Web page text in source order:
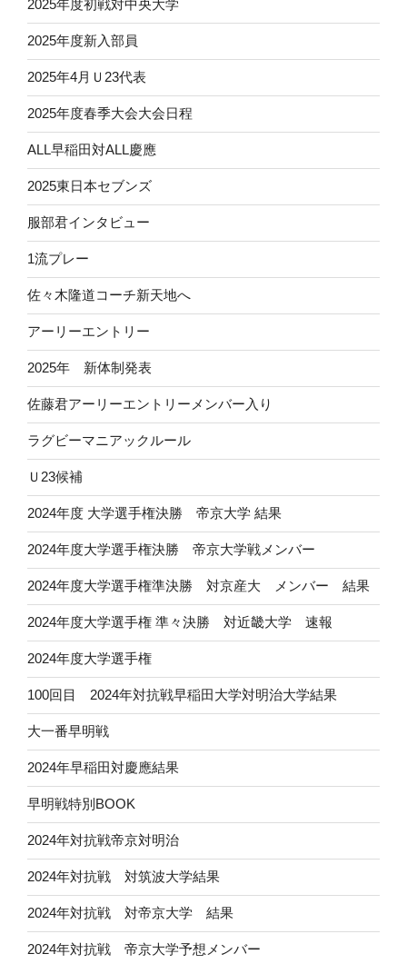
2025年度初戦対中央大学
2025年度新入部員
2025年4月Ｕ23代表
2025年度春季大会大会日程
ALL早稲田対ALL慶應
2025東日本セブンズ
服部君インタビュー
1流プレー
佐々木隆道コーチ新天地へ
アーリーエントリー
2025年 新体制発表
佐藤君アーリーエントリーメンバー入り
ラグビーマニアックルール
Ｕ23候補
2024年度 大学選手権決勝 帝京大学 結果
2024年度大学選手権決勝 帝京大学戦メンバー
2024年度大学選手権準決勝 対京産大 メンバー 結果
2024年度大学選手権 準々決勝 対近畿大学 速報
2024年度大学選手権
100回目 2024年対抗戦早稲田大学対明治大学結果
大一番早明戦
2024年早稲田対慶應結果
早明戦特別BOOK
2024年対抗戦帝京対明治
2024年対抗戦 対筑波大学結果
2024年対抗戦 対帝京大学 結果
2024年対抗戦 帝京大学予想メンバー